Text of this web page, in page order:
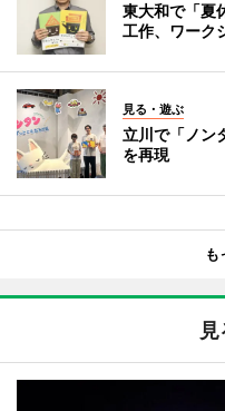
東大和で「夏
工作、ワーク
見る・遊ぶ
立川で「ノ
を再現
も